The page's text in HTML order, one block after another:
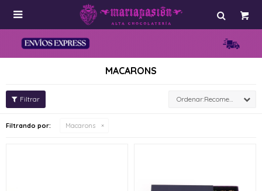

MACARONS
Recomendados
Filtrando por: Macarons